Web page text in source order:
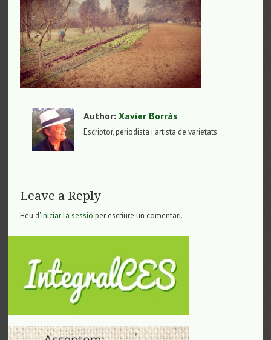
Author:Xavier Borràs
Escriptor, periodista i artista de varietats.
Leave a Reply
Heu d'iniciar la sessió per escriure un comentari.